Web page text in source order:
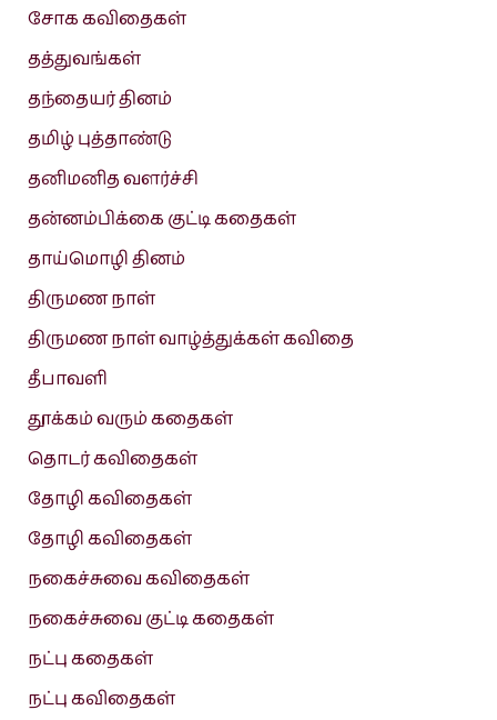
சோக கவிதைகள்
தத்துவங்கள்
தந்தையர் தினம்
தமிழ் புத்தாண்டு
தனிமனித வளர்ச்சி
தன்னம்பிக்கை குட்டி கதைகள்
தாய்மொழி தினம்
திருமண நாள்
திருமண நாள் வாழ்த்துக்கள் கவிதை
தீபாவளி
தூக்கம் வரும் கதைகள்
தொடர் கவிதைகள்
தோழி கவிதைகள்
தோழி கவிதைகள்
நகைச்சுவை கவிதைகள்
நகைச்சுவை குட்டி கதைகள்
நட்பு கதைகள்
நட்பு கவிதைகள்